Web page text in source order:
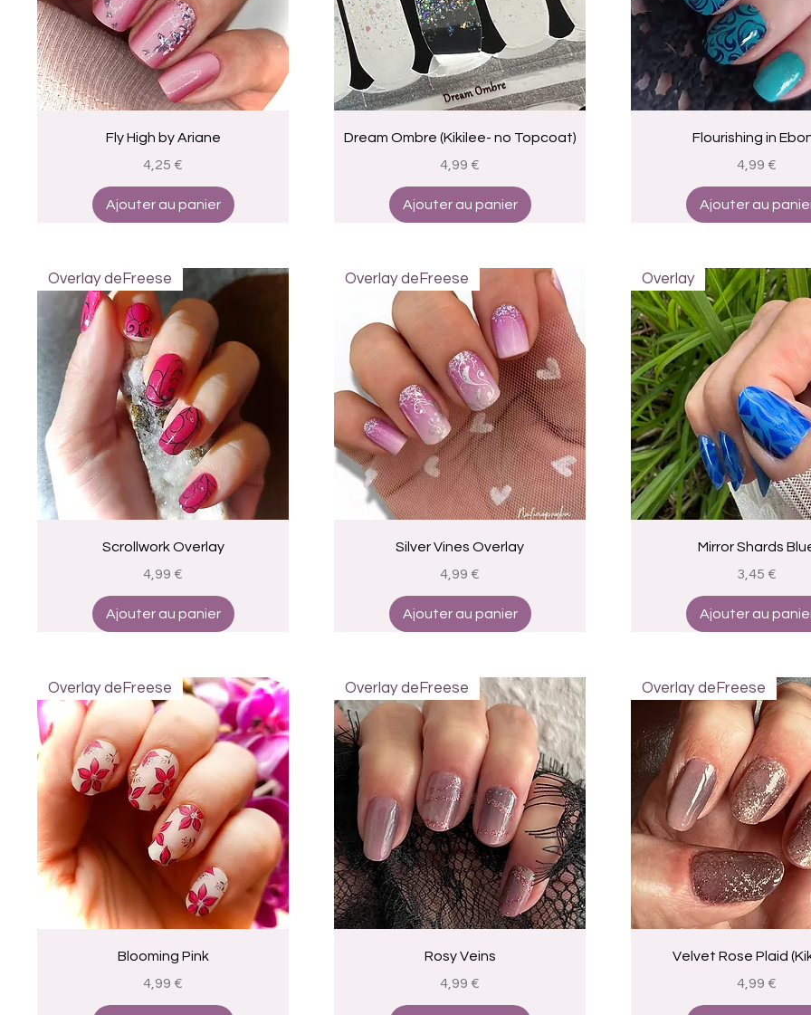
Aperçu rapide
Fly High by Ariane
Prix
4,25 €
Ajouter au panier
Aperçu rapide
Dream Ombre (Kikilee- no Topcoat)
Prix
4,99 €
Ajouter au panier
Aperçu rapide
Flourishing in
Prix
4,99 €
Ajouter au
Aperçu rapide
Overlay deFreese
Scrollwork Overlay
Prix
4,99 €
Ajouter au panier
Aperçu rapide
Overlay deFreese
Silver Vines Overlay
Prix
4,99 €
Ajouter au panier
Aperçu rapide
Overlay
Mirror Shards
Prix
3,45 €
Ajouter au
Aperçu rapide
Overlay deFreese
Blooming Pink
Prix
4,99 €
Aperçu rapide
Overlay deFreese
Rosy Veins
Prix
4,99 €
Aperçu rapide
Overlay deFreese
Velvet Rose Plaid
Prix
4,99 €